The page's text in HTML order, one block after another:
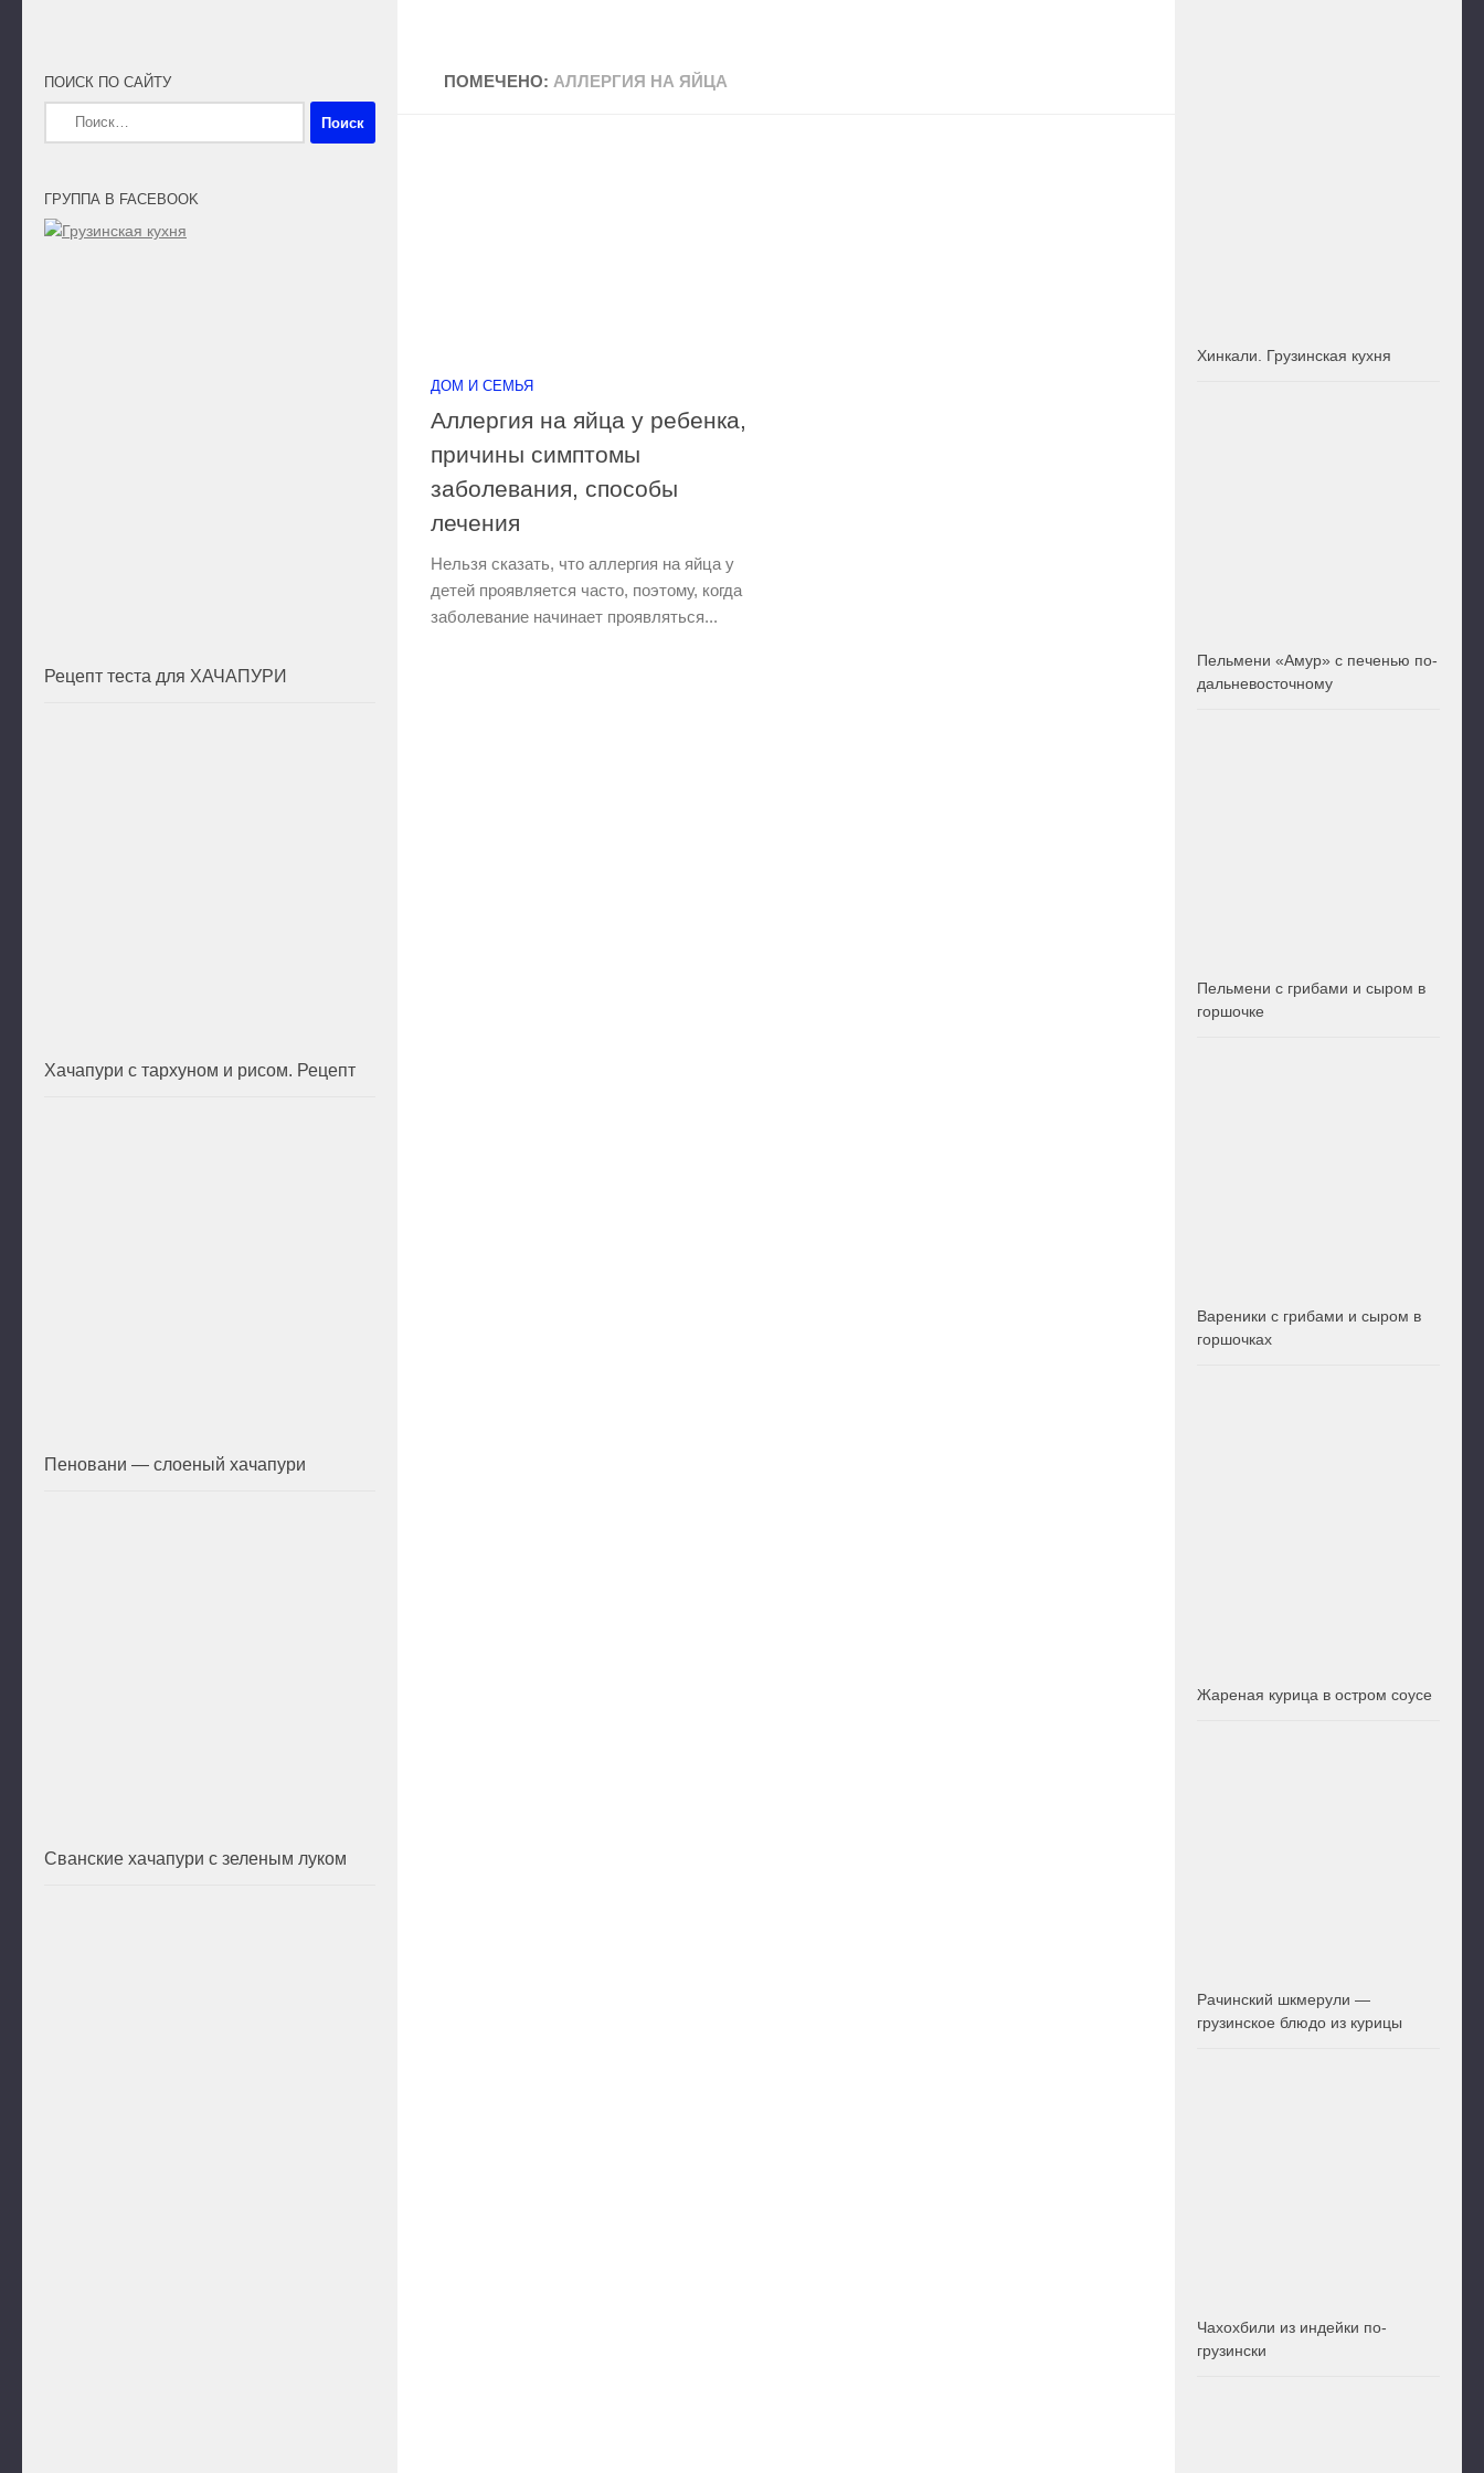
ПОМЕЧЕНО: АЛЛЕРГИЯ НА ЯЙЦА
ДОМ И СЕМЬЯ
Аллергия на яйца у ребенка,
причины симптомы
заболевания, способы
лечения
Нельзя сказать, что аллергия на яйца у
детей проявляется часто, поэтому, когда
заболевание начинает проявляться...
ПОИСК ПО САЙТУ
Найти:
ГРУППА В FACEBOOK
Рецепт теста для ХАЧАПУРИ
Хачапури с тархуном и рисом. Рецепт
Пеновани — слоеный хачапури
Сванские хачапури с зеленым луком
Хинкали. Грузинская кухня
Пельмени «Амур» с печенью по-
дальневосточному
Пельмени с грибами и сыром в
горшочке
Вареники с грибами и сыром в
горшочках
Жареная курица в остром соусе
Рачинский шкмерули —
грузинское блюдо из курицы
Чахохбили из индейки по-
грузински